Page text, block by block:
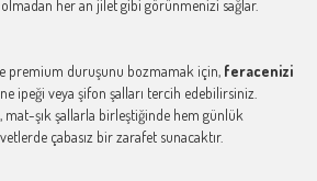
her an jilet gibi görünmenizi sağlar.
premium duruşunu bozmamak için, feracenizi
ipeği veya şifon şalları tercih edebilirsiniz.
mat-şık şallarla birleştiğinde hem günlük
çabasız bir zarafet sunacaktır.